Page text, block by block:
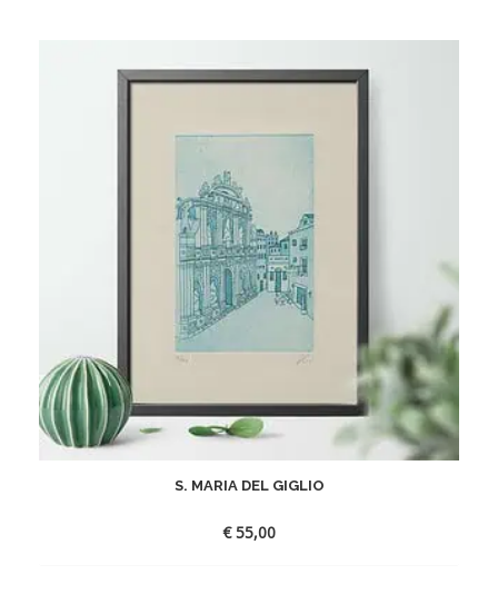
S. MARIA DEL GIGLIO
€55,00